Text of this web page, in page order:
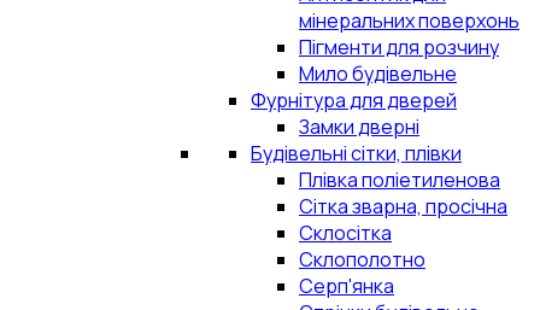
мінеральних поверхонь
Пігменти для розчину
Мило будівельне
Фурнітура для дверей
Замки дверні
Будівельні сітки, плівки
Плівка поліетиленова
Сітка зварна, просічна
Склосітка
Склополотно
Серп'янка